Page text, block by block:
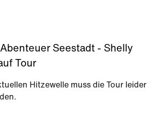
Seestadt - Shelly
Tour
Hitzewelle muss die Tour leider